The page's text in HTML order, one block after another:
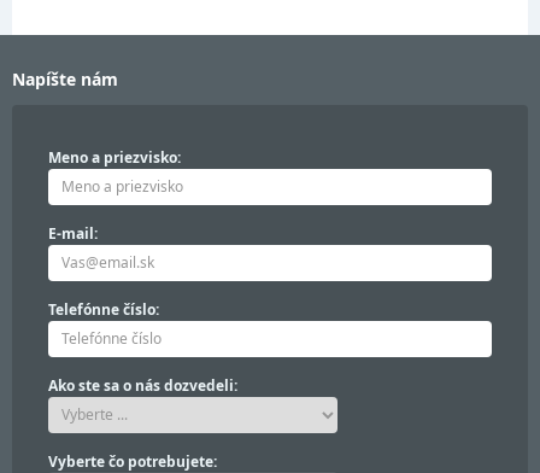
Napíšte nám
Meno a priezvisko:
E-mail:
Telefónne číslo:
Ako ste sa o nás dozvedeli:
Vyberte čo potrebujete: